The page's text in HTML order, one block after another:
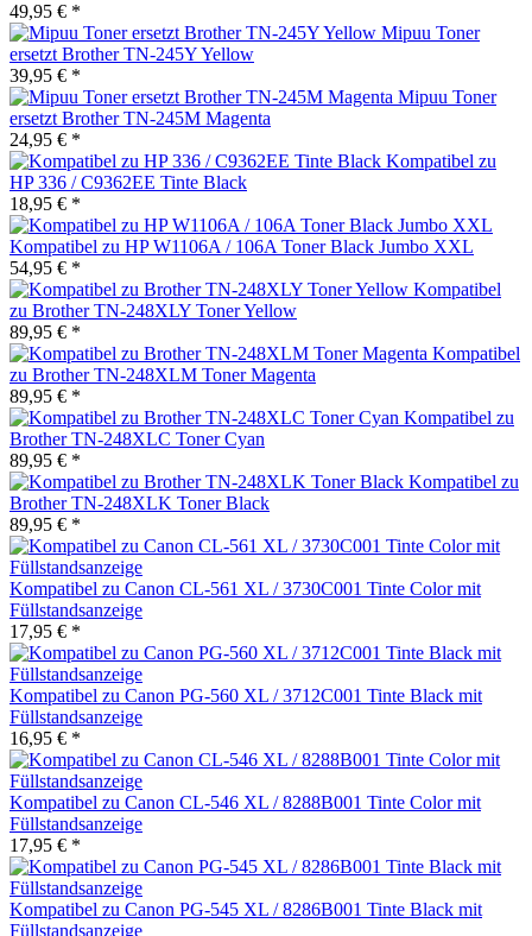
49,95 € *
Mipuu Toner
ersetzt Brother TN-245Y Yellow
39,95 € *
Mipuu Toner
ersetzt Brother TN-245M Magenta
24,95 € *
Kompatibel zu
HP 336 / C9362EE Tinte Black
18,95 € *
Kompatibel zu HP W1106A / 106A Toner Black Jumbo XXL
54,95 € *
Kompatibel
zu Brother TN-248XLY Toner Yellow
89,95 € *
Kompatibel
zu Brother TN-248XLM Toner Magenta
89,95 € *
Kompatibel zu
Brother TN-248XLC Toner Cyan
89,95 € *
Kompatibel zu
Brother TN-248XLK Toner Black
89,95 € *
Kompatibel zu Canon CL-561 XL / 3730C001 Tinte Color mit
Füllstandsanzeige
17,95 € *
Kompatibel zu Canon PG-560 XL / 3712C001 Tinte Black mit
Füllstandsanzeige
16,95 € *
Kompatibel zu Canon CL-546 XL / 8288B001 Tinte Color mit
Füllstandsanzeige
17,95 € *
Kompatibel zu Canon PG-545 XL / 8286B001 Tinte Black mit
Füllstandsanzeige